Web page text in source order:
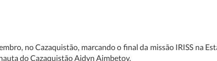
no Cazaquistão, marcando o final da missão IRISS na
do Cazaquistão Aidyn Aimbetov.